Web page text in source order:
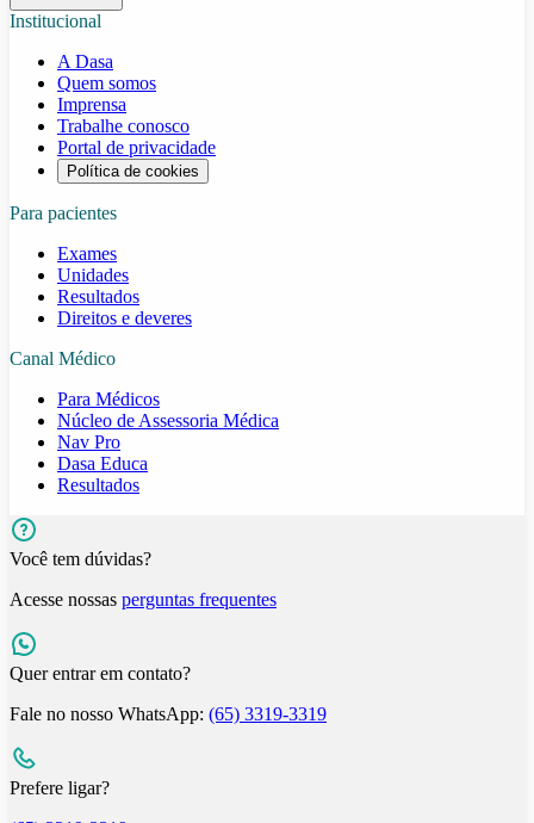
Institucional
A Dasa
Quem somos
Imprensa
Trabalhe conosco
Portal de privacidade
Política de cookies
Para pacientes
Exames
Unidades
Resultados
Direitos e deveres
Canal Médico
Para Médicos
Núcleo de Assessoria Médica
Nav Pro
Dasa Educa
Resultados
Você tem dúvidas?
Acesse nossas perguntas frequentes
Quer entrar em contato?
Fale no nosso WhatsApp: (65) 3319-3319
Prefere ligar?